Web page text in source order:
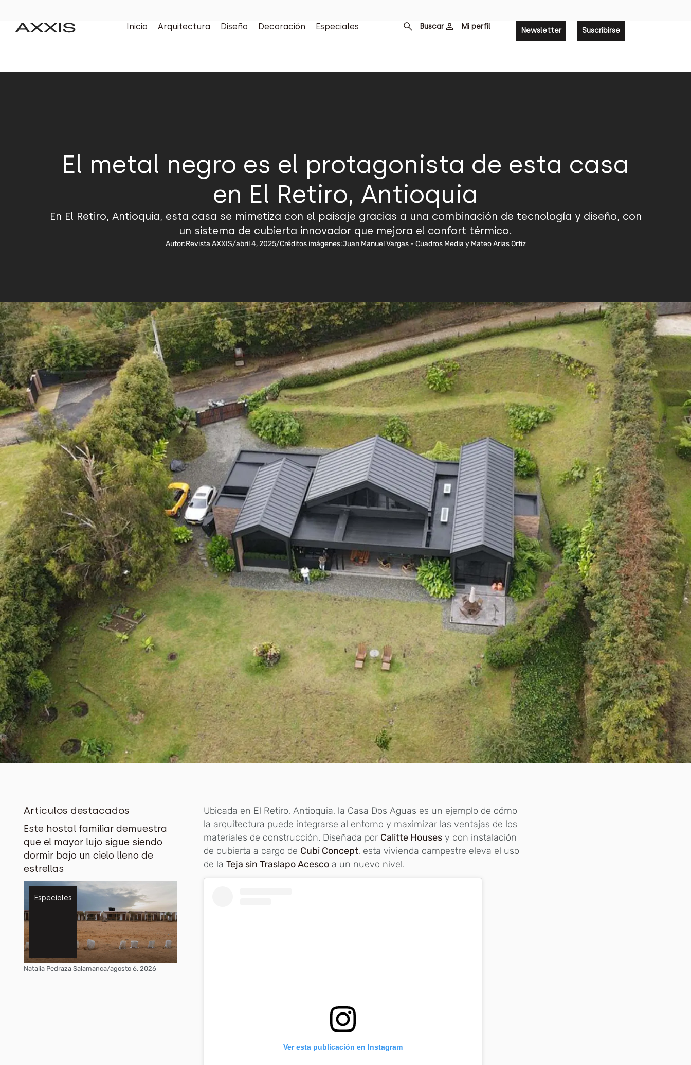
Inicio Arquitectura Diseño Decoración Especiales Buscar Mi perfil Newsletter Suscribirse
El metal negro es el protagonista de esta casa
en El Retiro, Antioquia
En El Retiro, Antioquia, esta casa se mimetiza con el paisaje gracias a una combinación de tecnología y diseño, con
un sistema de cubierta innovador que mejora el confort térmico.
Autor:Revista AXXIS/abril 4, 2025/Créditos imágenes:Juan Manuel Vargas - Cuadros Media y Mateo Arias Ortiz
Artículos destacados
Este hostal familiar demuestra
que el mayor lujo sigue siendo
dormir bajo un cielo lleno de
estrellas
Especiales
Natalia Pedraza Salamanca/agosto 6, 2026
Ubicada en El Retiro, Antioquia, la Casa Dos Aguas es un ejemplo de cómo
la arquitectura puede integrarse al entorno y maximizar las ventajas de los
materiales de construcción. Diseñada por Calitte Houses y con instalación
de cubierta a cargo de Cubi Concept, esta vivienda campestre eleva el uso
de laTeja sin Traslapo Acesco a un nuevo nivel.
Ver esta publicación en Instagram